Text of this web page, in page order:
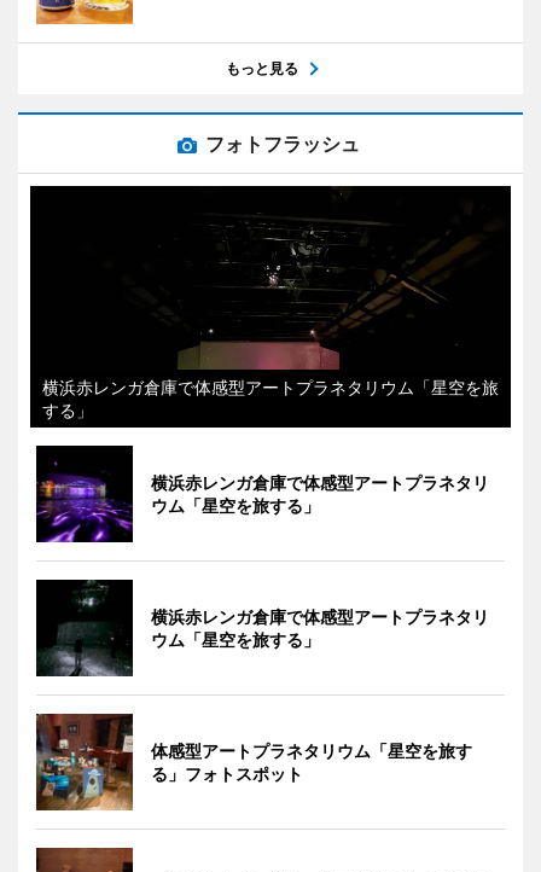
もっと見る
フォトフラッシュ
横浜赤レンガ倉庫で体感型アートプラネタリウム「星空を旅
する」
横浜赤レンガ倉庫で体感型アートプラネタリ
ウム「星空を旅する」
横浜赤レンガ倉庫で体感型アートプラネタリ
ウム「星空を旅する」
体感型アートプラネタリウム「星空を旅す
る」フォトスポット